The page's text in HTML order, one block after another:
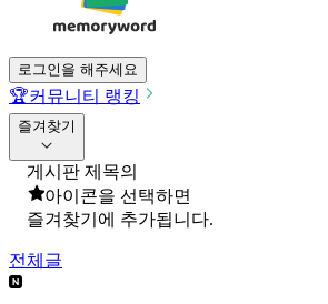
로그인을 해주세요
🏆커뮤니티 랭킹
즐겨찾기
게시판 제목의
아이콘을 선택하면
즐겨찾기에 추가됩니다.
전체글